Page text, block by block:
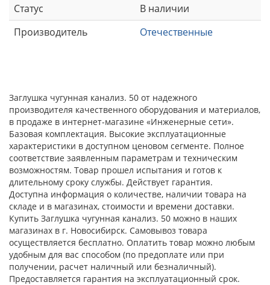
Статус
В наличии
Производитель
Отечественные
Заглушка чугунная канализ. 50 от надежного
производителя качественного оборудования и материалов,
в продаже в интернет-магазине «Инженерные сети».
Базовая комплектация. Высокие эксплуатационные
характеристики в доступном ценовом сегменте. Полное
соответствие заявленным параметрам и техническим
возможностям. Товар прошел испытания и готов к
длительному сроку службы. Действует гарантия.
Доступна информация о количестве, наличии товара на
складе и в магазинах, стоимости и времени доставки.
Купить Заглушка чугунная канализ. 50 можно в наших
магазинах в г. Новосибирск. Самовывоз товара
осуществляется бесплатно. Оплатить товар можно любым
удобным для вас способом (по предоплате или при
получении, расчет наличный или безналичный).
Предоставляется гарантия на эксплуатационный срок.